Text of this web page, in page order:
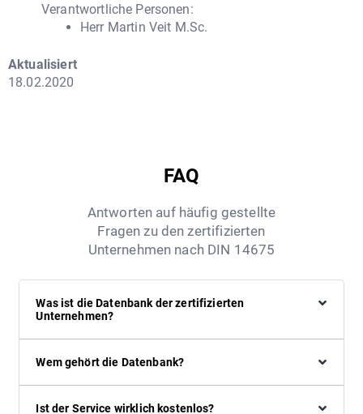
Verantwortliche Personen:
Herr Martin Veit M.Sc.
Aktualisiert
18.02.2020
FAQ
Antworten auf häufig gestellte
Fragen zu den zertifizierten
Unternehmen nach DIN 14675
Was ist die Datenbank der zertifizierten
Unternehmen?
Wem gehört die Datenbank?
Ist der Service wirklich kostenlos?